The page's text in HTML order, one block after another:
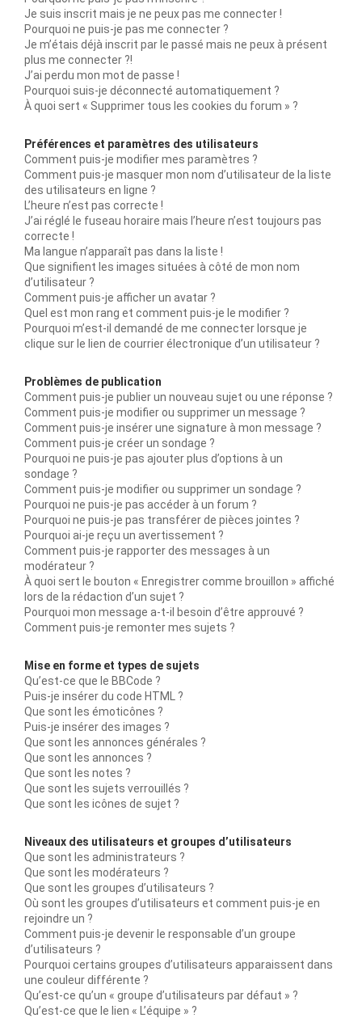
Je suis inscrit mais je ne peux pas me connecter !
Pourquoi ne puis-je pas me connecter ?
Je m’étais déjà inscrit par le passé mais ne peux à présent
plus me connecter ?!
J’ai perdu mon mot de passe !
Pourquoi suis-je déconnecté automatiquement ?
À quoi sert « Supprimer tous les cookies du forum » ?
Préférences et paramètres des utilisateurs
Comment puis-je modifier mes paramètres ?
Comment puis-je masquer mon nom d’utilisateur de la liste
des utilisateurs en ligne ?
L’heure n’est pas correcte !
J’ai réglé le fuseau horaire mais l’heure n’est toujours pas
correcte !
Ma langue n’apparaît pas dans la liste !
Que signifient les images situées à côté de mon nom
d’utilisateur ?
Comment puis-je afficher un avatar ?
Quel est mon rang et comment puis-je le modifier ?
Pourquoi m’est-il demandé de me connecter lorsque je
clique sur le lien de courrier électronique d’un utilisateur ?
Problèmes de publication
Comment puis-je publier un nouveau sujet ou une réponse ?
Comment puis-je modifier ou supprimer un message ?
Comment puis-je insérer une signature à mon message ?
Comment puis-je créer un sondage ?
Pourquoi ne puis-je pas ajouter plus d’options à un
sondage ?
Comment puis-je modifier ou supprimer un sondage ?
Pourquoi ne puis-je pas accéder à un forum ?
Pourquoi ne puis-je pas transférer de pièces jointes ?
Pourquoi ai-je reçu un avertissement ?
Comment puis-je rapporter des messages à un
modérateur ?
À quoi sert le bouton « Enregistrer comme brouillon » affiché
lors de la rédaction d’un sujet ?
Pourquoi mon message a-t-il besoin d’être approuvé ?
Comment puis-je remonter mes sujets ?
Mise en forme et types de sujets
Qu’est-ce que le BBCode ?
Puis-je insérer du code HTML ?
Que sont les émoticônes ?
Puis-je insérer des images ?
Que sont les annonces générales ?
Que sont les annonces ?
Que sont les notes ?
Que sont les sujets verrouillés ?
Que sont les icônes de sujet ?
Niveaux des utilisateurs et groupes d’utilisateurs
Que sont les administrateurs ?
Que sont les modérateurs ?
Que sont les groupes d’utilisateurs ?
Où sont les groupes d’utilisateurs et comment puis-je en
rejoindre un ?
Comment puis-je devenir le responsable d’un groupe
d’utilisateurs ?
Pourquoi certains groupes d’utilisateurs apparaissent dans
une couleur différente ?
Qu’est-ce qu’un « groupe d’utilisateurs par défaut » ?
Qu’est-ce que le lien « L’équipe » ?